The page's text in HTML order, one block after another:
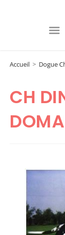
Accueil > Dogue
CH